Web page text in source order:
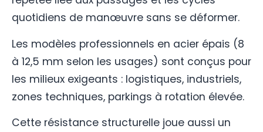
quotidiens de manœuvre sans se déformer.
Les modèles professionnels en acier épais (8
à 12,5 mm selon les usages) sont conçus pour
les milieux exigeants : logistiques, industriels,
zones techniques, parkings à rotation élevée.
Cette résistance structurelle joue aussi un